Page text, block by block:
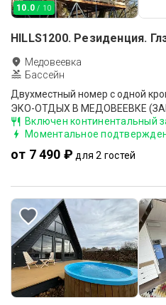
10.0 / 10
HILLS1200. Резиденция.
Медовеевка
Бассейн
Двухместный номер с одной
ЭКО-ОТДЫХ В МЕДОВЕЕВКЕ
Включен континентальный
Моментальное
от 7 490 ₽ для 2 гостей